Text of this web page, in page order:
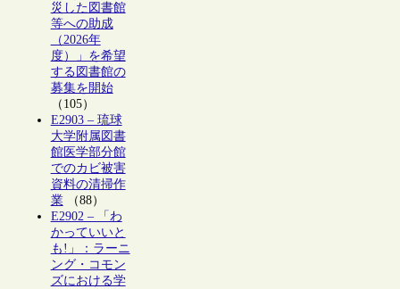
災した図書館
等への助成
（2026年
度）」を希望
する図書館の
募集を開始
（105）
E2903 – 琉球
大学附属図書
館医学部分館
でのカビ被害
資料の清掃作
業（88）
E2902 – 「わ
かっていいと
も!」：ラーニ
ング・コモン
ズにおける学